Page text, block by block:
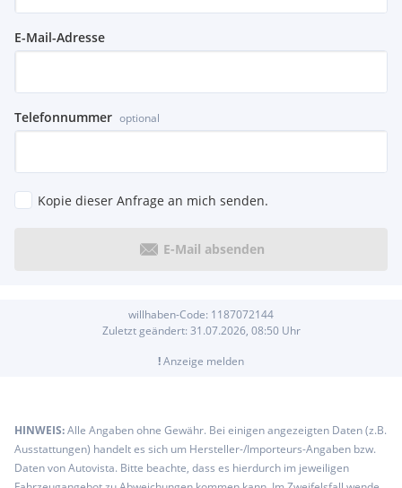
E-Mail-Adresse
Telefonnummer optional
Kopie dieser Anfrage an mich senden.
E-Mail absenden
willhaben-Code: 1187072144
Zuletzt geändert: 31.07.2026, 08:50Uhr
!Anzeige melden
HINWEIS:Alle Angaben ohne Gewähr. Bei einigen angezeigten Daten (z.B.
Ausstattungen) handelt es sich um Hersteller-/Importeurs-Angaben bzw.
Daten von Autovista. Bitte beachte, dass es hierdurch im jeweiligen